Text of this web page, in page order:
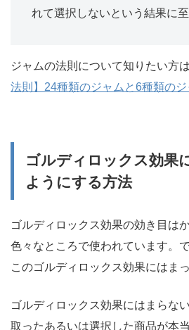
れて選択しないという結果に至
ジャムの法則について知りたい方
法則】24種類のジャムと6種類の
ゴルディロックス効果
ようにする方法
ゴルディロックス効果の効き目は
色々なところで使われています。
このゴルディロックス効果にはま
ゴルディロックス効果にはまらな
取ったあるいは選択した商品が本